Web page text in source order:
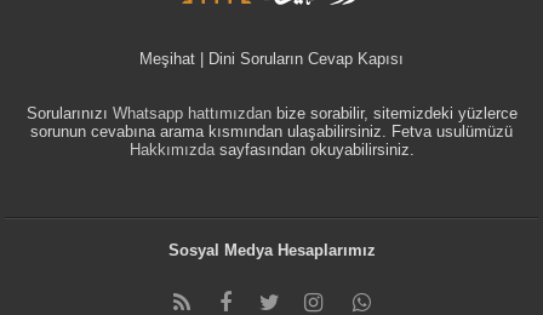
Meşihat | Dini Soruların Cevap Kapısı
Sorularınızı Whatsapp hattımızdanbize sorabilir, sitemizdeki yüzlerce
sorunun cevabına arama kısmından ulaşabilirsiniz. Fetva usulümüzü
Hakkımızdasayfasından okuyabilirsiniz.
Sosyal Medya Hesaplarımız